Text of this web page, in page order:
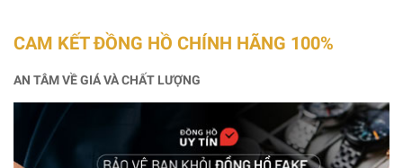
CAM KẾT ĐỒNG HỒ CHÍNH HÃNG 100%
AN TÂM VỀ GIÁ VÀ CHẤT LƯỢNG